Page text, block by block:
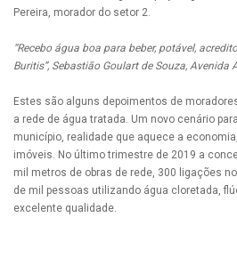
Pereira, morador do setor 2.
“Recebo água boa para beber, potável,
Buritis”, Sebastião Goulart de Souza, Avenida
Estes são alguns depoimentos de
a rede de água tratada. Um novo cenário
município, realidade que aquece a
imóveis. No último trimestre de 2019 a
mil metros de obras de rede, 300 ligações
de mil pessoas utilizando água cloretada,
excelente qualidade.